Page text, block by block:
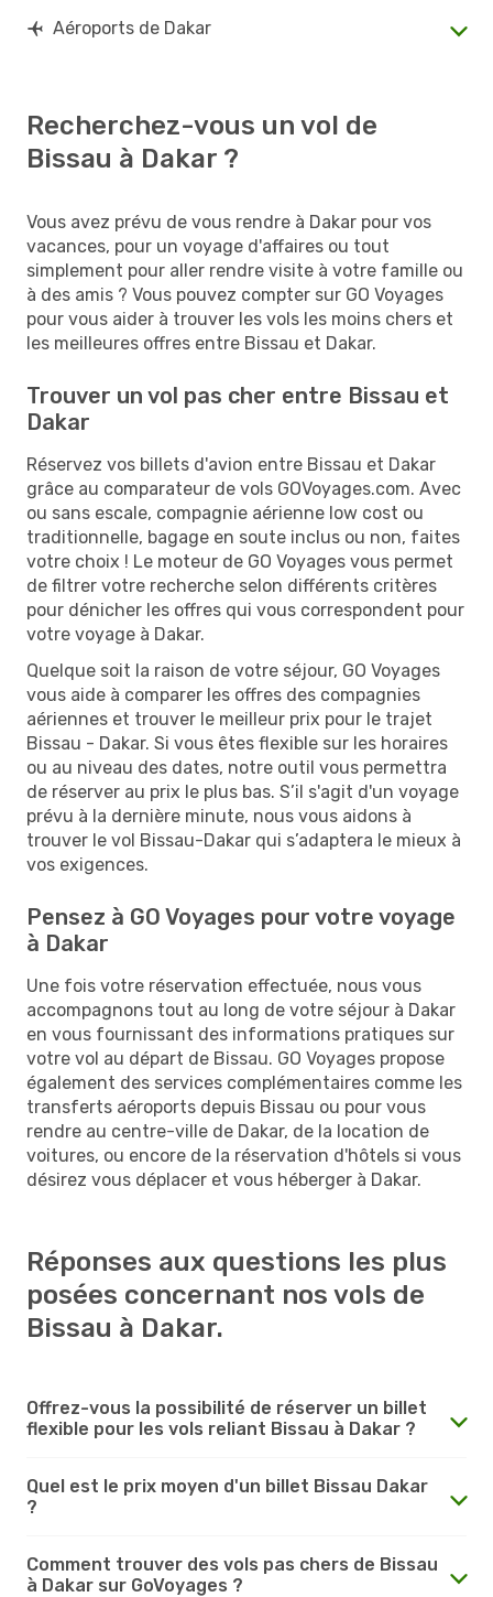
Aéroports de Dakar
Recherchez-vous un vol de
Bissau à Dakar ?
Vous avez prévu de vous rendre à Dakar pour vos
vacances, pour un voyage d'affaires ou tout
simplement pour aller rendre visite à votre famille ou
à des amis ? Vous pouvez compter sur GO Voyages
pour vous aider à trouver les vols les moins chers et
les meilleures offres entre Bissau et Dakar.
Trouver un vol pas cher entre Bissau et
Dakar
Réservez vos billets d'avion entre Bissau et Dakar
grâce au comparateur de vols GOVoyages.com. Avec
ou sans escale, compagnie aérienne low cost ou
traditionnelle, bagage en soute inclus ou non, faites
votre choix ! Le moteur de GO Voyages vous permet
de filtrer votre recherche selon différents critères
pour dénicher les offres qui vous correspondent pour
votre voyage à Dakar.
Quelque soit la raison de votre séjour, GO Voyages
vous aide à comparer les offres des compagnies
aériennes et trouver le meilleur prix pour le trajet
Bissau - Dakar. Si vous êtes flexible sur les horaires
ou au niveau des dates, notre outil vous permettra
de réserver au prix le plus bas. S’il s'agit d'un voyage
prévu à la dernière minute, nous vous aidons à
trouver le vol Bissau-Dakar qui s’adaptera le mieux à
vos exigences.
Pensez à GO Voyages pour votre voyage
à Dakar
Une fois votre réservation effectuée, nous vous
accompagnons tout au long de votre séjour à Dakar
en vous fournissant des informations pratiques sur
votre vol au départ de Bissau. GO Voyages propose
également des services complémentaires comme les
transferts aéroports depuis Bissau ou pour vous
rendre au centre-ville de Dakar, de la location de
voitures, ou encore de la réservation d'hôtels si vous
désirez vous déplacer et vous héberger à Dakar.
Réponses aux questions les plus
posées concernant nos vols de
Bissau à Dakar.
Offrez-vous la possibilité de réserver un billet
flexible pour les vols reliant Bissau à Dakar ?
Quel est le prix moyen d'un billet Bissau Dakar
?
Comment trouver des vols pas chers de Bissau
à Dakar sur GoVoyages ?